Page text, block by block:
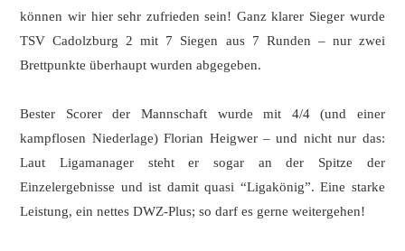
können wir hier sehr zufrieden sein! Ganz klarer Sieger wurde
TSV Cadolzburg 2 mit 7 Siegen aus 7 Runden – nur zwei
Brettpunkte überhaupt wurden abgegeben.
Bester Scorer der Mannschaft wurde mit 4/4 (und einer
kampflosen Niederlage) Florian Heigwer – und nicht nur das:
Laut Ligamanager steht er sogar an der Spitze der
Einzelergebnisse und ist damit quasi “Ligakönig”. Eine starke
Leistung, ein nettes DWZ-Plus; so darf es gerne weitergehen!